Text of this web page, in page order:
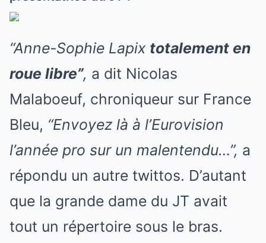
“Anne-Sophie Lapix totalement en
roue libre”, a dit Nicolas
Malaboeuf, chroniqueur sur France
Bleu, “Envoyez là à l’Eurovision
l’année pro sur un malentendu…”, a
répondu un autre twittos. D’autant
que la grande dame du JT avait
tout un répertoire sous le bras.